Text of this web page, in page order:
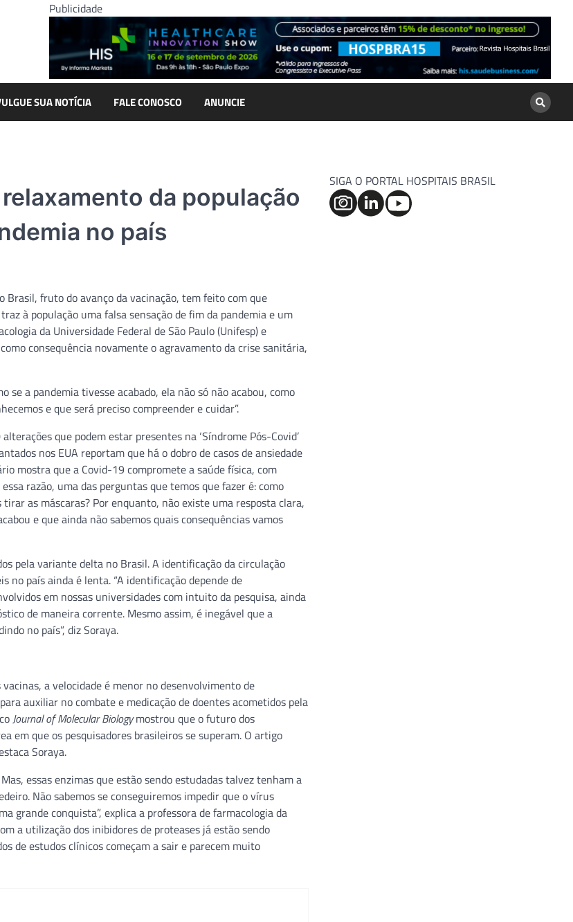
Publicidade
SUA NOTÍCIA FALE CONOSCO ANUNCIE
da população
no país
Brasil, fruto do avanço da vacinação, tem feito com que
à população uma falsa sensação de fim da pandemia e um
da Universidade Federal de São Paulo (Unifesp) e
consequência novamente o agravamento da crise sanitária,
a pandemia tivesse acabado, ela não só não acabou, como
e que será preciso compreender e cuidar”.
que podem estar presentes na ‘Síndrome Pós-Covid’
nos EUA reportam que há o dobro de casos de ansiedade
mostra que a Covid-19 compromete a saúde física, com
razão, uma das perguntas que temos que fazer é: como
as máscaras? Por enquanto, não existe uma resposta clara,
e que ainda não sabemos quais consequências vamos
pela variante delta no Brasil. A identificação da circulação
no país ainda é lenta. “A identificação depende de
em nossas universidades com intuito da pesquisa, ainda
de maneira corrente. Mesmo assim, é inegável que a
no país”, diz Soraya.
a velocidade é menor no desenvolvimento de
auxiliar no combate e medicação de doentes acometidos pela
Journal of Molecular Biologymostrou que o futuro dos
em que os pesquisadores brasileiros se superam. O artigo
Soraya.
essas enzimas que estão sendo estudadas talvez tenham a
Não sabemos se conseguiremos impedir que o vírus
grande conquista”, explica a professora de farmacologia da
a utilização dos inibidores de proteases já estão sendo
de estudos clínicos começam a sair e parecem muito
SIGA O PORTAL HOSPITAIS BRASIL